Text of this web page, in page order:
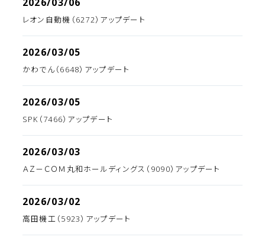
レオン自動機（6272）アップデート
2026/03/05
かわでん（6648）アップデート
2026/03/05
SPK（7466）アップデート
2026/03/03
ＡＺ－ＣＯＭ丸和ホールディングス（9090）アップデート
2026/03/02
高田機工（5923）アップデート